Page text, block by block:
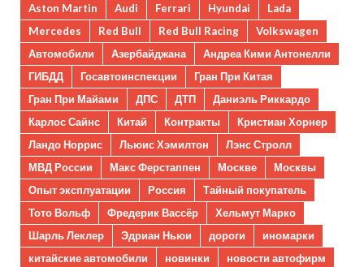
Aston Martin Audi Ferrari Hyundai
Lada
Mercedes
Red Bull Red Bull Racing
Volkswagen
Автомобили
Азербайджана
Андреа Кими Антонелли
ГИБДД
Госавтоинспекции
Гран При Китая
Гран При Майами
ДПС ДТП
Даниэль Риккардо
Карлос Сайнс
Китай Контракты
Кристиан Хорнер
Ландо Норрис
Льюис Хэмилтон
Лэнс Стролл
МВД России
Макс Ферстаппен Москве
Москвы
Опыт эксплуатации
Россия
Тайный покупатель
Тото Вольф
Фредерик Вассёр
Хельмут Марко
Шарль Леклер
Эдриан Ньюи дороги
иномарки
китайские автомобили
новинки
новости автофирм